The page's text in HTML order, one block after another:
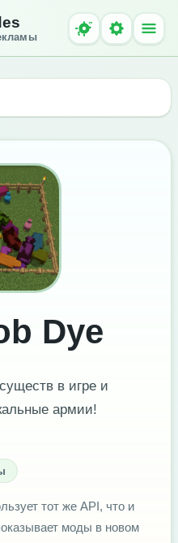
Dye
в игре и
армии!
тот же API, что и
моды в новом